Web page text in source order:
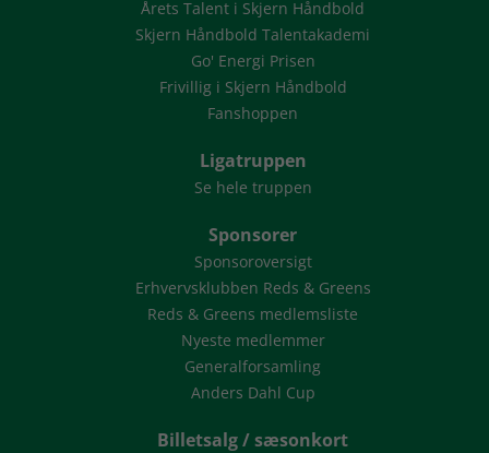
Årets Talent i Skjern Håndbold
Skjern Håndbold Talentakademi
Go' Energi Prisen
Frivillig i Skjern Håndbold
Fanshoppen
Ligatruppen
Se hele truppen
Sponsorer
Sponsoroversigt
Erhvervsklubben Reds & Greens
Reds & Greens medlemsliste
Nyeste medlemmer
Generalforsamling
Anders Dahl Cup
Billetsalg / sæsonkort